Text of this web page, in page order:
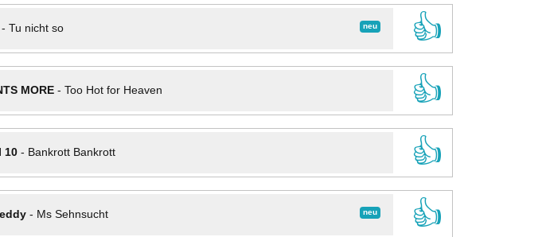
neu
- Tu nicht so
👍
MORE- Too Hot for Heaven
👍
10- Bankrott Bankrott
👍
neu
- Ms Sehnsucht
👍